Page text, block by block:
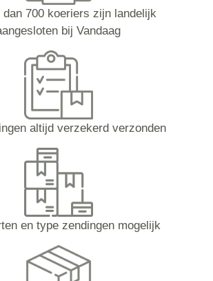
dan 700 koeriers zijn landelijk
bij Vandaag
altijd verzekerd verzonden
en type zendingen mogelijk